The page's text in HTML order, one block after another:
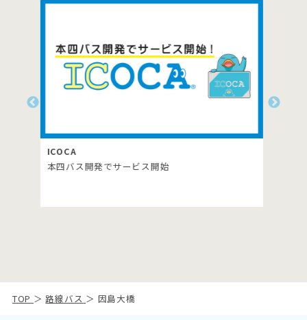
障害者・介護者割引
TOP ＞ 路線バス ＞ 因島大橋